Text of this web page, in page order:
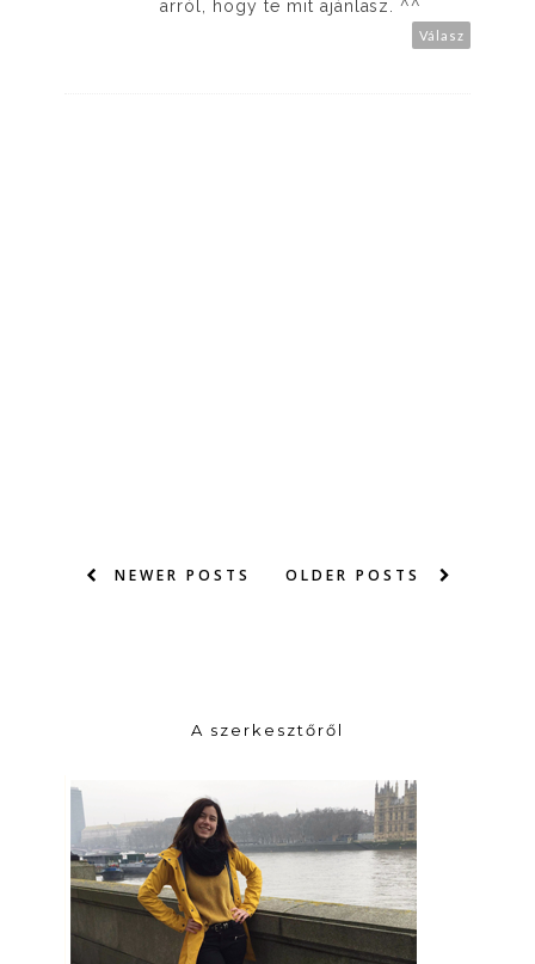
arról, hogy te mit ajánlasz. ^^
Válasz
NEWER POSTS OLDER POSTS
A szerkesztőről